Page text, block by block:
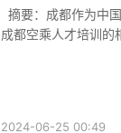
成都空乘人才培训的
2024-06-25 00:49